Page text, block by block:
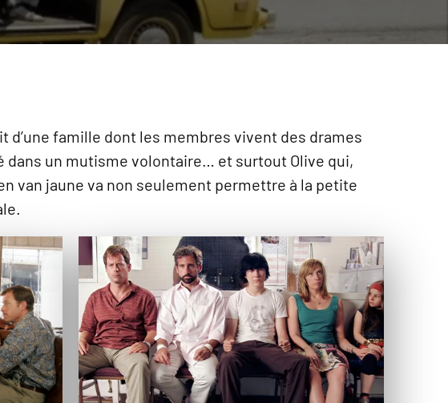
famille dont les membres vivent des drames
un mutisme volontaire… et surtout Olive qui,
van jaune va non seulement permettre à la petite